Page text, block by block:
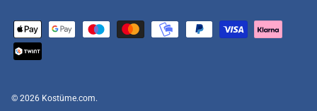
© 2026 Kostüme.com.